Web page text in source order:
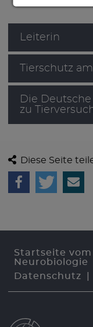
Leiterin
Tierschutz
Die
zu
Diese Seite
Startseite
Neurobiologie
Datenschutz